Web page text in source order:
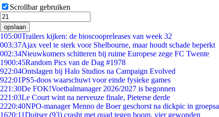
Scrollbar gebruiken
opslaan
105:00Trailers kijken: de bioscoopreleases van week 32
003:37Ajax veel te sterk voor Shelbourne, maar houdt schade beperkt
002:34Nieuwkomers schitteren bij ruime Europese zege FC Twente
1900:45Random Pics van de Dag #1978
922:04Ontslagen bij Halo Studios na Campaign Evolved
922:01PS5-doos waarschuwt voor einde fysieke games
221:30De FOK!Voetbalmanager 2026/2027 is begonnen
221:03Le Court wint na nerveuze finale, Pieterse derde
2220:40NPO-manager Menno de Boer geschorst na dickpic in
1620:11Duitser (93) crasht met quad tegen boom, vier gewonden